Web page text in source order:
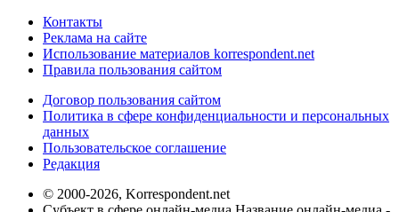
Контакты
Реклама на сайте
Использование материалов korrespondent.net
Правила пользования сайтом
Договор пользования сайтом
Политика в сфере конфиденциальности и персональных
данных
Пользовательское соглашение
Редакция
© 2000-2026, Korrespondent.net